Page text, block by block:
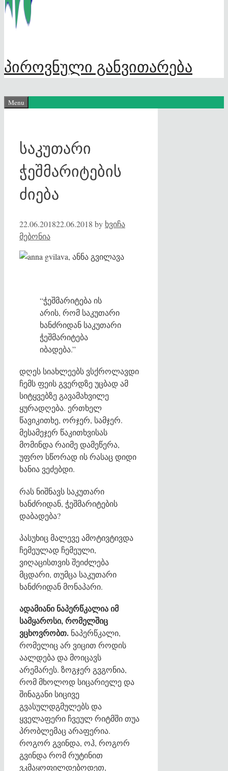
პიროვნული განვითარება
Menu
საკუთარი
ჭეშმარიტების
ძიება
22.06.201822.06.2018 by ხვიჩა
მებონია
“ჭეშმარიტება ის
არის, რომ საკუთარი
ხანძრიდან საკუთარი
ჭეშმარიტება
იბადება.”
დღეს სიახლეებს ვსქროლავდი
ჩემს ფეის გვერდზე უცბად ამ
სიტყვებზე გავამახვილე
ყურადღება. ერთხელ
წავიკითხე, ორჯერ, სამჯერ.
მესამეჯერ წაკითხვისას
მომინდა რაიმე დამეწერა,
უფრო სწორად ის რასაც დიდი
ხანია ვეძებდი.
რას ნიშნავს საკუთარი
ხანძრიდან, ჭეშმარიტების
დაბადება?
პასუხიც მალევე ამოტივტივდა
ჩემეულად ჩემეული,
ვიღაცისთვის შეიძლება
მცდარი, თუმცა საკუთარი
ხანძრიდან მონაპარი.
ადამიანი ნაპერწკალია იმ
სამყაროსი, რომელშიც
ვცხოვრობთ. ნაპერწკალი,
რომელიც არ ვიცით როდის
აალდება და მოიცავს
არემარეს. ზოგჯერ გვგონია,
რომ მხოლოდ სიცარიელე და
შინაგანი სიცივე
გვასულდგმულებს და
ყველაფერი ჩვეულ რიტმში თუა
პრობლემაც არაფერია.
როგორ გვინდა, ოჰ, როგორ
გვინდა რომ რუტინით
ვკმაყოფილდებოდეთ,